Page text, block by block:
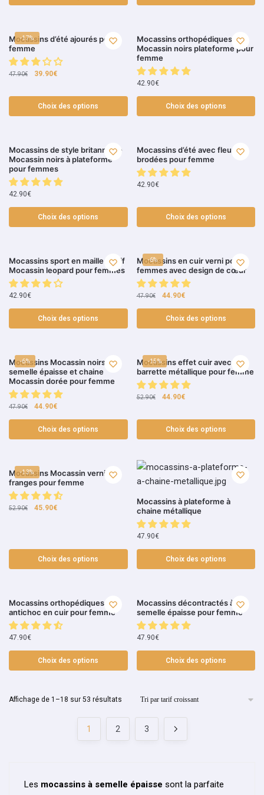
-17%
Mocassins d’été ajourés pour
femme
47.90€ 39.90€
Choix des options
Mocassins orthopédiques
Mocassin noirs plateforme pour
femme
42.90€
Choix des options
Mocassins de style britannique
Mocassin noirs à plateforme
pour femmes
42.90€
Choix des options
Mocassins d’été avec fleurs
brodées pour femme
42.90€
Choix des options
Mocassins sport en maille motif
Mocassin leopard pour femmes
42.90€
Choix des options
-6%
Mocassins en cuir verni pour
femmes avec design de cœur
47.90€ 44.90€
Choix des options
-6%
Mocassins Mocassin noirs à
semelle épaisse et chaine
Mocassin dorée pour femme
47.90€ 44.90€
Choix des options
-15%
Mocassins effet cuir avec
barrette métallique pour femme
52.90€ 44.90€
Choix des options
-13%
Mocassins Mocassin vernis à
franges pour femme
52.90€ 45.90€
Choix des options
Mocassins à plateforme à
chaine métallique
47.90€
Choix des options
Mocassins orthopédiques
antichoc en cuir pour femme
47.90€
Choix des options
Mocassins décontractés à
semelle épaisse pour femme
47.90€
Choix des options
Affichage de 1–18 sur 53 résultats
1 2 3
Les mocassins à semelle épaisse sont la parfaite